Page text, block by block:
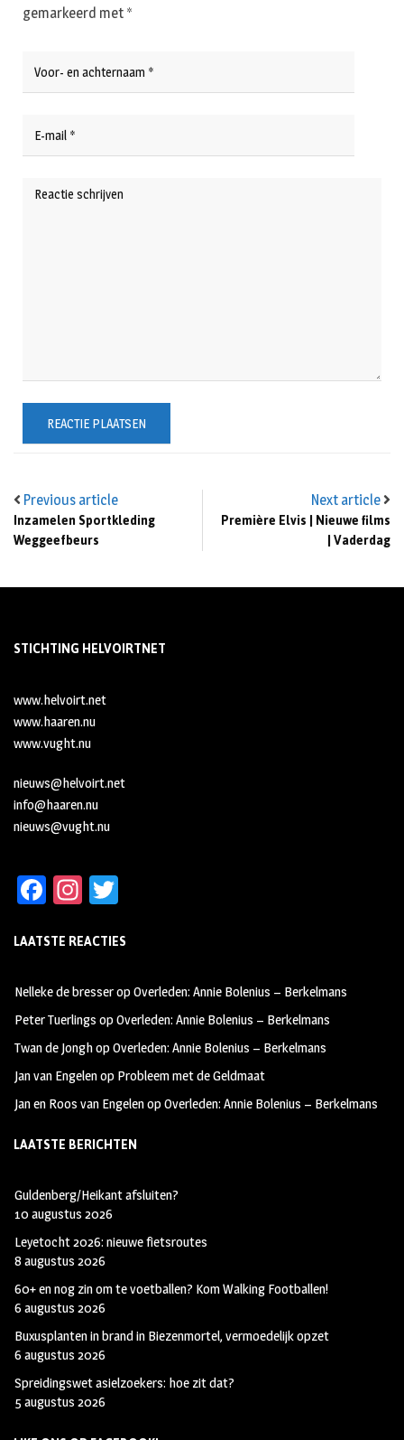
Previous article
Inzamelen Sportkleding
Weggeefbeurs
Next article
Première Elvis | Nieuwe films
| Vaderdag
gemarkeerd met *
STICHTING HELVOIRTNET
www.helvoirt.net
www.haaren.nu
www.vught.nu
nieuws@helvoirt.net
info@haaren.nu
nieuws@vught.nu
Fa
b
oo
k
In
ag
m
tt
LAATSTE REACTIES
Nelleke de bresseropOverleden: Annie Bolenius – Berkelmans
Peter Tuerlings opOverleden: Annie Bolenius – Berkelmans
Twan de JonghopOverleden: Annie Bolenius – Berkelmans
Jan van Engelenop Probleem met de Geldmaat
Jan en Roos van EngelenopOverleden: Annie Bolenius – Berkelmans
LAATSTE BERICHTEN
Guldenberg/Heikant afsluiten?
10 augustus 2026
Leyetocht 2026: nieuwe fietsroutes
8 augustus 2026
60+ en nog zin om te voetballen? Kom Walking Footballen!
6 augustus 2026
Buxusplanten in brand in Biezenmortel, vermoedelijk opzet
6 augustus 2026
Spreidingswet asielzoekers: hoe zit dat?
5 augustus 2026